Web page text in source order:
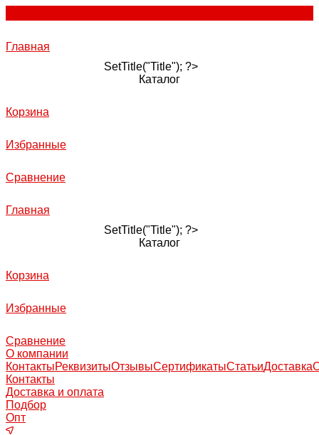
Главная
SetTitle("Title"); ?>
Каталог
Корзина
Избранные
Сравнение
Главная
SetTitle("Title"); ?>
Каталог
Корзина
Избранные
Сравнение
О компании
КонтактыРеквизитыОтзывыСертификатыСтатьиДоставка
Контакты
Доставка и оплата
Подбор
Опт